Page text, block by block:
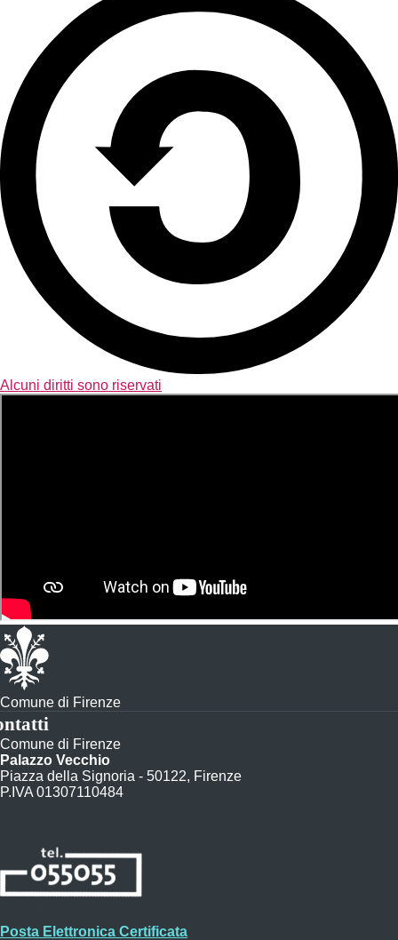
Alcuni diritti sono riservati
Comune di Firenze
Comune di Firenze
Palazzo Vecchio
Piazza della Signoria - 50122, Firenze
P.IVA 01307110484
Posta Elettronica Certificata